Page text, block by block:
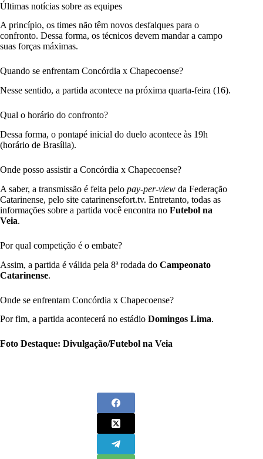
Últimas notícias sobre as equipes
A princípio, os times não têm novos desfalques para o
confronto. Dessa forma, os técnicos devem mandar a campo
suas forças máximas.
Quando se enfrentam Concórdia x Chapecoense?
Nesse sentido, a partida acontece na próxima quarta-feira (16).
Qual o horário do confronto?
Dessa forma, o pontapé inicial do duelo acontece às 19h
(horário de Brasília).
Onde posso assistir a Concórdia x Chapecoense?
A saber, a transmissão é feita pelo pay-per-view da Federação
Catarinense, pelo site catarinensefort.tv. Entretanto, todas as
informações sobre a partida você encontra no Futebol na
Veia.
Por qual competição é o embate?
Assim, a partida é válida pela 8ª rodada do Campeonato
Catarinense.
Onde se enfrentam Concórdia x Chapecoense?
Por fim, a partida acontecerá no estádio Domingos Lima.
Foto Destaque: Divulgação/Futebol na Veia